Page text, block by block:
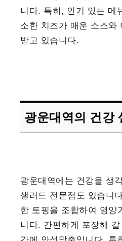
니다. 특히, 인기 있는 메
소한 치즈가 매운 소스와
받고 있습니다.
광운대역의 건강
광운대역에는 건강을 생
샐러드 전문점도 있습니
한 토핑을 조합하여 영양
니다. 간편하게 포장해